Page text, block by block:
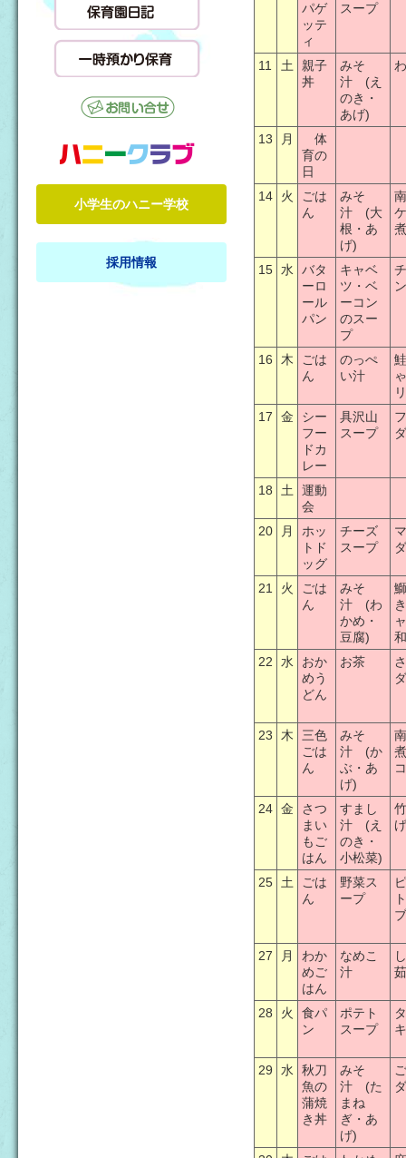
小学生のハニー学校
採用情報
パゲ
ッテ
ィ
スープ
11 土
親子
丼
みそ
汁 (え
のき・
あげ)
13 月
体
育の
日
14
火
ごは
ん
みそ
汁 (大
根・あ
げ)
15 水
バタ
ーロ
ール
パン
キャベ
ツ・ベ
ーコン
のスー
プ
16 木
ごは
ん
のっぺ
い汁
17
金
シー
フー
ドカ
レー
具沢山
スープ
ダ
18 土
運動
会
20
月
ホッ
トド
ッグ
チーズ
スープ
ダ
21 火
ごは
ん
みそ
汁 (わ
かめ・
豆腐)
22
水
おか
めう
どん
お茶
ダ
23 木
三色
ごは
ん
みそ
汁 (か
ぶ・あ
げ)
24 金
さつ
まい
もご
はん
すまし
汁 (え
のき・
小松菜)
25 土
ごは
ん
野菜ス
ープ
27 月
わか
めご
はん
なめこ
汁
28 火
食パ
ン
ポテト
スープ
29 水
秋刀
魚の
蒲焼
き丼
みそ
汁 (た
まね
ぎ・あ
げ)
ダ